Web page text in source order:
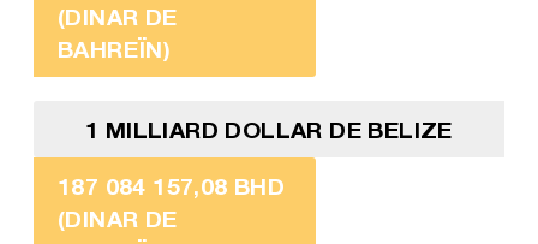
(DINAR DE
BAHREÏN)
1 MILLIARD DOLLAR DE BELIZE
187 084 157,08 BHD
(DINAR DE